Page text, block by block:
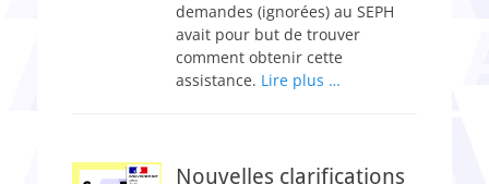
demandes (ignorées) au SEPH
avait pour but de trouver
comment obtenir cette
assistance. Lire plus …
Nouvelles clarifications